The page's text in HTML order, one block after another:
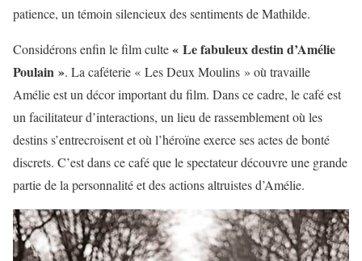
patience, un témoin silencieux des sentiments de Mathilde.
Considérons enfin le film culte« Le fabuleux destin d’Amélie
Poulain ». La caféterie « Les Deux Moulins » où travaille
Amélie est un décor important du film. Dans ce cadre, le café est
un facilitateur d’interactions, un lieu de rassemblement où les
destins s’entrecroisent et où l’héroïne exerce ses actes de bonté
discrets. C’est dans ce café que le spectateur découvre une grande
partie de la personnalité et des actions altruistes d’Amélie.